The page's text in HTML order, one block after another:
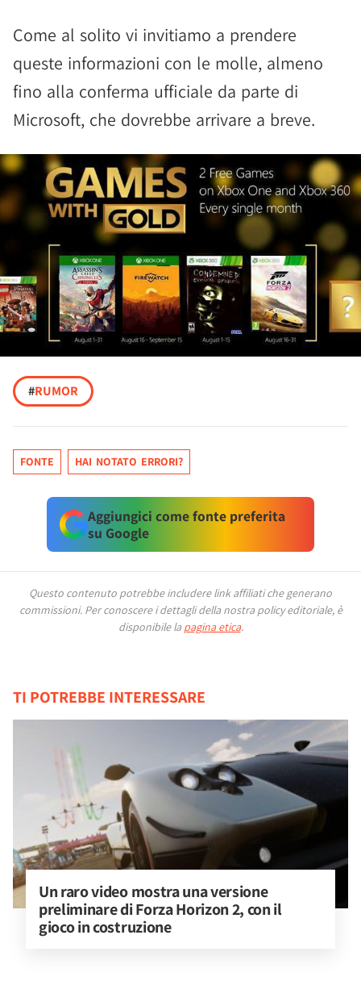
Come al solito vi invitiamo a prendere
queste informazioni con le molle, almeno
fino alla conferma ufficiale da parte di
Microsoft, che dovrebbe arrivare a breve.
#RUMOR
FONTE HAI NOTATO ERRORI?
Aggiungici come fonte preferita
su Google
Questo contenuto potrebbe includere link affiliati che generano
commissioni. Per conoscere i dettagli della nostra policy editoriale, è
disponibile la pagina etica.
TI POTREBBE INTERESSARE
Un raro video mostra una versione
preliminare di Forza Horizon 2, con il
gioco in costruzione